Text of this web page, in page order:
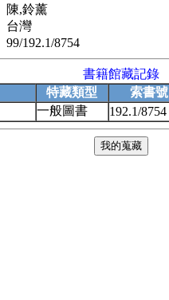
陳,鈴薰
台灣
99/192.1/8754
書籍館藏記錄
特藏類型 索書號
一般圖書 192.1/8754